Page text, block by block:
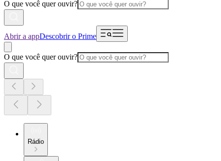
O que você quer ouvir?
Abrir a appDescobrir o Prime
O que você quer ouvir?
Rádio